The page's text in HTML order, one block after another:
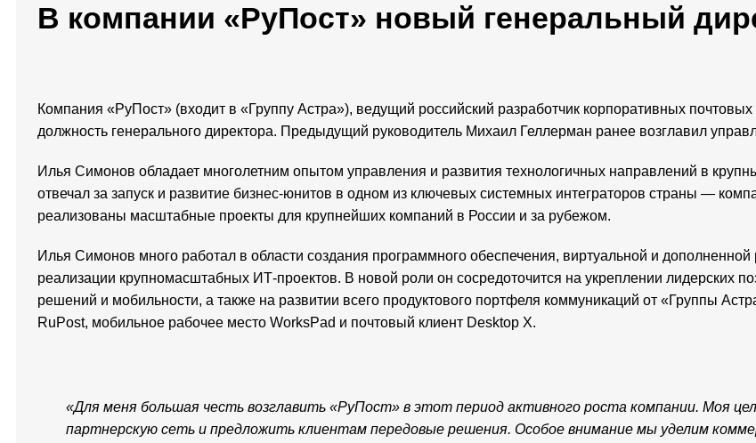
В компании «РуПост» новый генеральный
Компания «РуПост» (входит в «Группу Астра»), ведущий российский разработчик корпоративных
должность генерального директора. Предыдущий руководитель Михаил Геллерман ранее возглавил
Илья Симонов обладает многолетним опытом управления и развития технологичных направлений в
отвечал за запуск и развитие бизнес-юнитов в одном из ключевых системных интеграторов страны —
реализованы масштабные проекты для крупнейших компаний в России и за рубежом.
Илья Симонов много работал в области создания программного обеспечения, виртуальной и
реализации крупномасштабных ИТ-проектов. В новой роли он сосредоточится на укреплении лидерских
решений и мобильности, а также на развитии всего продуктового портфеля коммуникаций от «Группы
RuPost, мобильное рабочее место WorksPad и почтовый клиент Desktop X.
«Для меня большая честь возглавить «РуПост» в этот период активного роста компании. Моя
партнерскую сеть и предложить клиентам передовые решения. Особое внимание мы уделим